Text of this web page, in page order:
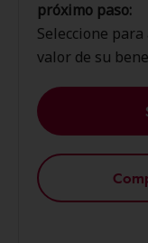
próximo paso:
Seleccione
valor de su